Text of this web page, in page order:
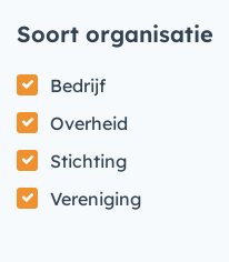
Soort organisatie
Bedrijf
Overheid
Stichting
Vereniging